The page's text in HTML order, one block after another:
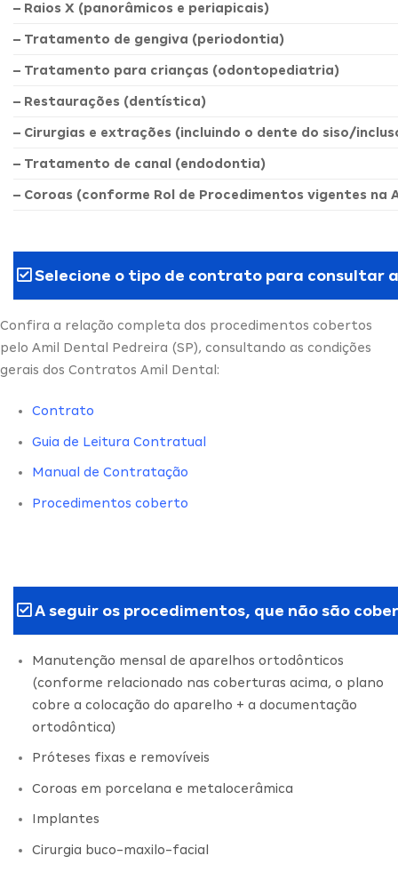
– Raios X (panorâmicos e periapicais)
– Tratamento de gengiva (periodontia)
– Tratamento para crianças (odontopediatria)
– Restaurações (dentística)
– Cirurgias e extrações (incluindo o dente do siso/
– Tratamento de canal (endodontia)
– Coroas (conforme Rol de Procedimentos vigentes na
Selecione o tipo de contrato para consultar
Confira a relação completa dos procedimentos cobertos
pelo Amil Dental Pedreira (SP), consultando as condições
gerais dos Contratos Amil Dental:
Contrato
Guia de Leitura Contratual
Manual de Contratação
Procedimentos coberto
A seguir os procedimentos, que não são
Manutenção mensal de aparelhos ortodônticos
(conforme relacionado nas coberturas acima, o plano
cobre a colocação do aparelho + a documentação
ortodôntica)
Próteses fixas e removíveis
Coroas em porcelana e metalocerâmica
Implantes
Cirurgia buco-maxilo-facial